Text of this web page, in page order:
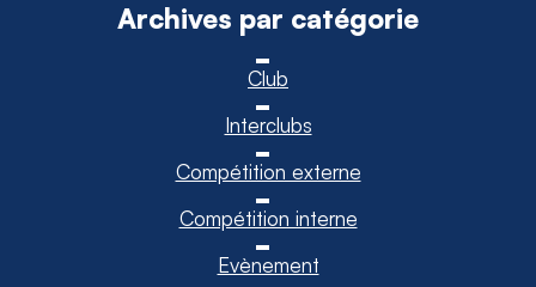
Archives par catégorie
Club
Interclubs
Compétition externe
Compétition interne
Evènement